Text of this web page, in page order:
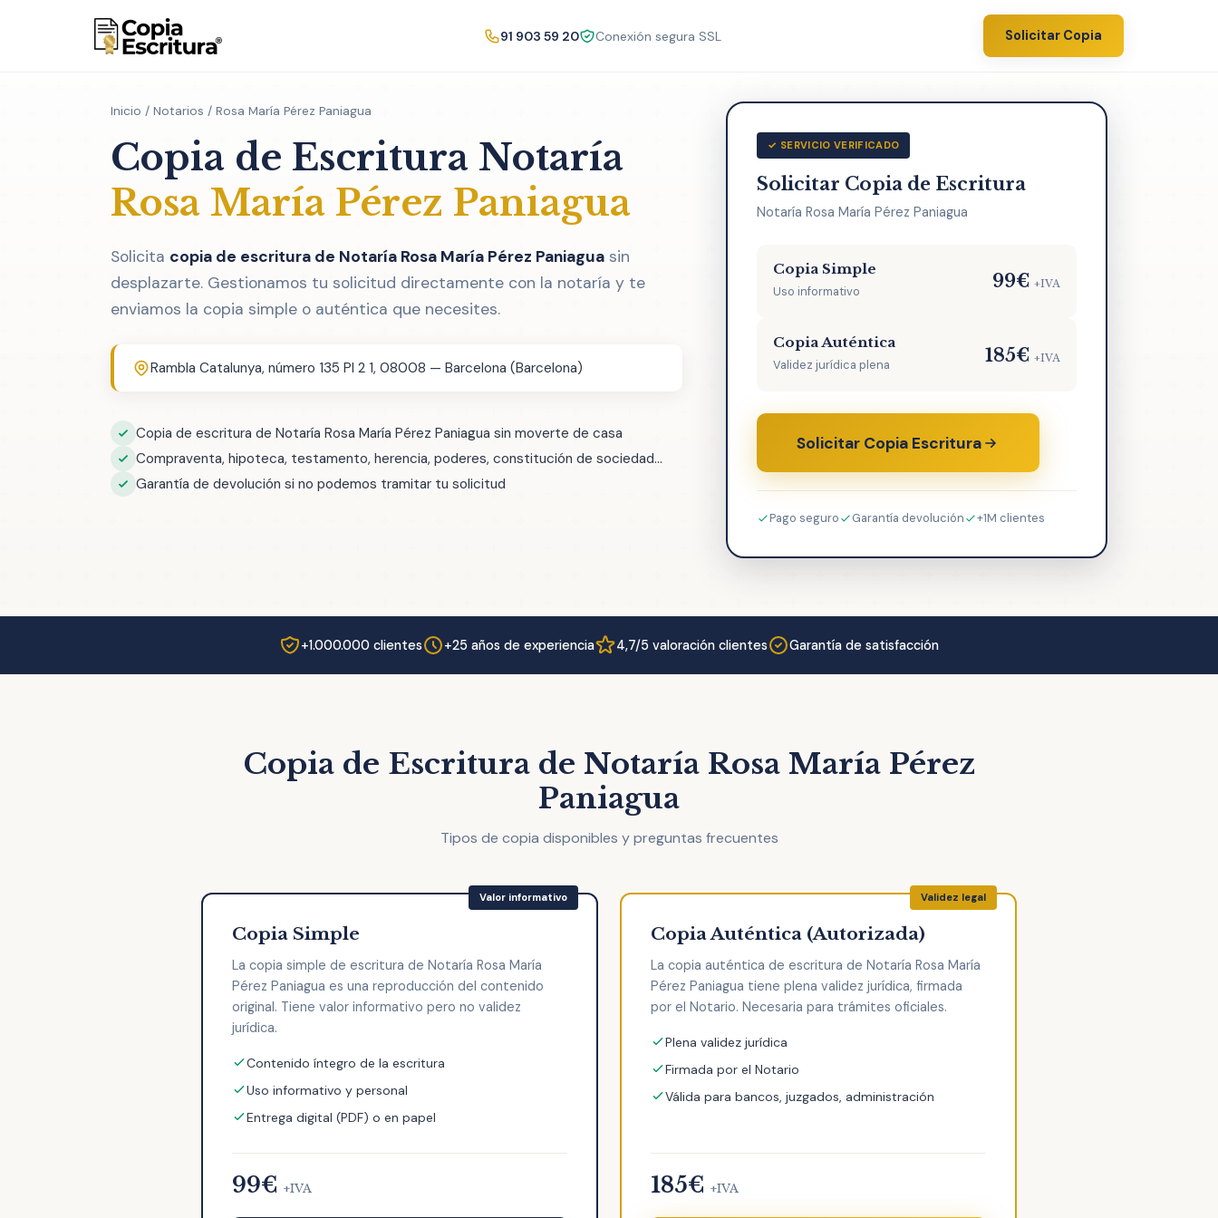
91 903 59 20 Conexión segura SSL Solicitar Copia
Inicio / Notarios / Rosa María Pérez Paniagua
Copia de Escritura Notaría
Rosa María Pérez Paniagua
Solicita copia de escritura de Notaría Rosa María Pérez Paniagua sin
desplazarte. Gestionamos tu solicitud directamente con la notaría y te
enviamos la copia simple o auténtica que necesites.
Rambla Catalunya, número 135 Pl 2 1, 08008 — Barcelona (Barcelona)
Copia de escritura de Notaría Rosa María Pérez Paniagua sin moverte de casa
Compraventa, hipoteca, testamento, herencia, poderes, constitución de sociedad...
Garantía de devolución si no podemos tramitar tu solicitud
✓ SERVICIO VERIFICADO
Solicitar Copia de Escritura
Notaría Rosa María Pérez Paniagua
Copia Simple
Uso informativo 99€ +IVA
Copia Auténtica
Validez jurídica plena 185€ +IVA
Solicitar Copia Escritura
Pago seguro Garantía devolución +1M clientes
+1.000.000 clientes +25 años de experiencia 4,7/5 valoración clientes Garantía de satisfacción
Copia de Escritura de Notaría Rosa María Pérez
Paniagua
Tipos de copia disponibles y preguntas frecuentes
Copia Simple
La copia simple de escritura de Notaría Rosa María
Pérez Paniagua es una reproducción del contenido
original. Tiene valor informativo pero no validez
jurídica.
Contenido íntegro de la escritura
Uso informativo y personal
Entrega digital (PDF) o en papel
99€ +IVA
Copia Auténtica (Autorizada)
La copia auténtica de escritura de Notaría Rosa María
Pérez Paniagua tiene plena validez jurídica, firmada
por el Notario. Necesaria para trámites oficiales.
Plena validez jurídica
Firmada por el Notario
Válida para bancos, juzgados, administración
185€ +IVA